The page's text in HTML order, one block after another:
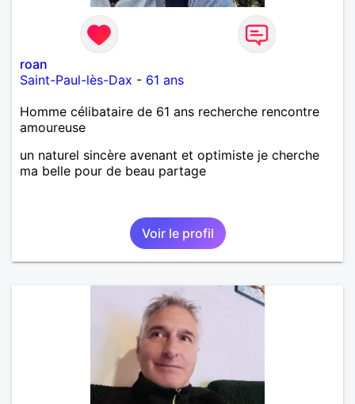
roan
Saint-Paul-lès-Dax - 61 ans
Homme célibataire de 61 ans recherche rencontre
amoureuse
un naturel sincère avenant et optimiste je cherche
ma belle pour de beau partage
Voir le profil